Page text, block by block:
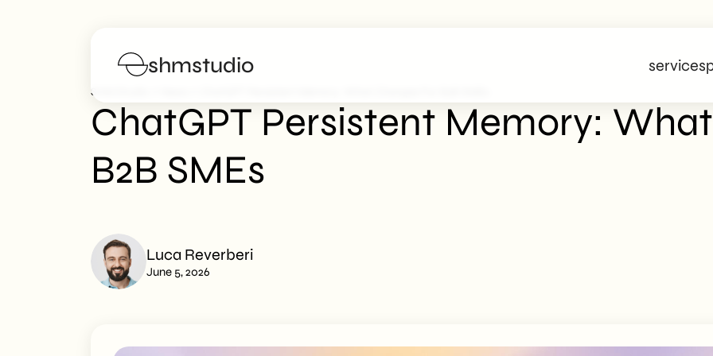
shmstudio services
Portfolio
Blog
Work with us
SHM Studio
ChatGPT Persistent Memory:
B2B SMEs
Luca Reverberi
June 5, 2026